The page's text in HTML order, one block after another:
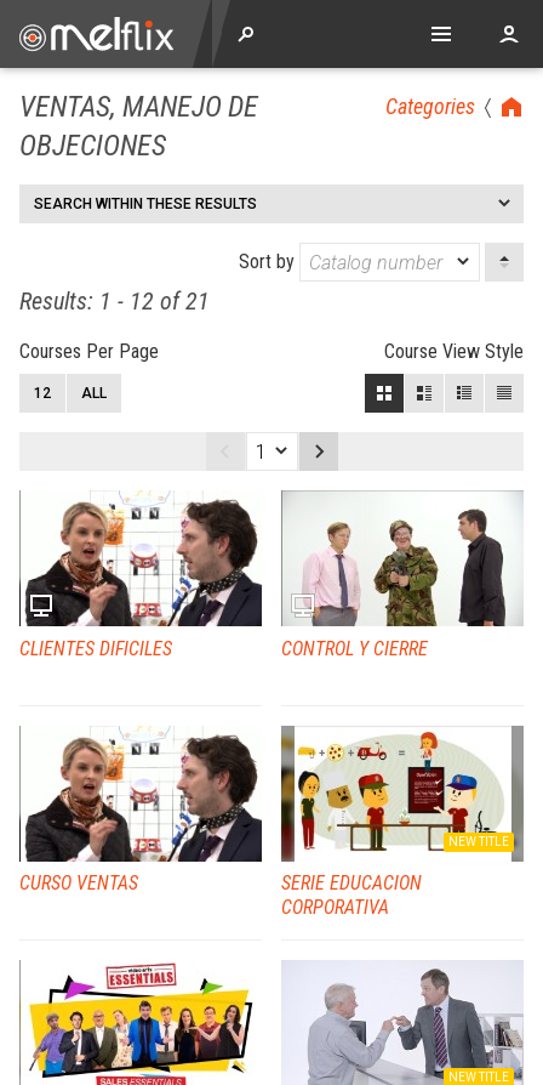
Categories
VENTAS, MANEJO DE
OBJECIONES
SEARCH WITHIN THESE RESULTS
Sort by
Results: 1 - 12 of 21
Courses Per Page Course View Style
12 ALL
CLIENTES DIFICILES CONTROL Y CIERRE
CURSO VENTAS
SERIE EDUCACION
CORPORATIVA
NEW TITLE
NEW TITLE